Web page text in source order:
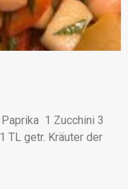
1 Zucchini 3
TL getr. Kräuter der